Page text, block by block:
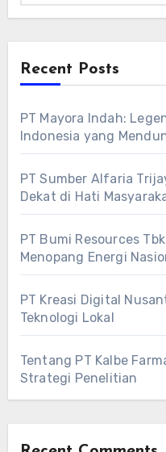
Recent Posts
PT Mayora Indah:
Indonesia yang
PT Sumber Alfaria
Dekat di Hati
PT Bumi Resources
Menopang Energi
PT Kreasi Digital
Teknologi Lokal
Tentang PT Kalbe
Strategi Penelitian